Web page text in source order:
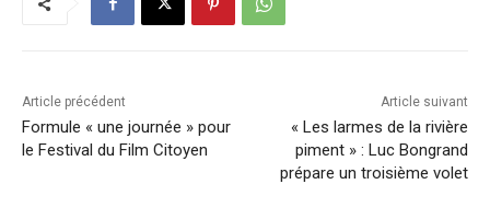
Article précédent
Formule « une journée » pour
le Festival du Film Citoyen
Article suivant
« Les larmes de la rivière
piment » : Luc Bongrand
prépare un troisième volet